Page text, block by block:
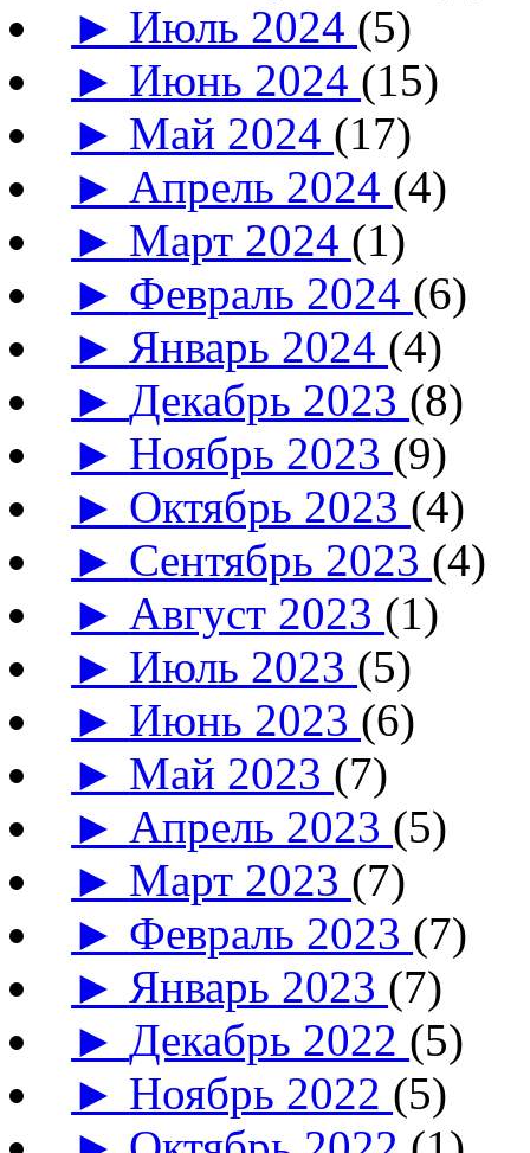
► Июль 2024 (5)
► Июнь 2024 (15)
► Май 2024 (17)
► Апрель 2024 (4)
► Март 2024 (1)
► Февраль 2024 (6)
► Январь 2024 (4)
►Декабрь 2023 (8)
► Ноябрь 2023 (9)
► Октябрь 2023 (4)
► Сентябрь 2023 (4)
► Август 2023 (1)
► Июль 2023 (5)
► Июнь 2023 (6)
► Май 2023 (7)
► Апрель 2023 (5)
► Март 2023 (7)
► Февраль 2023 (7)
► Январь 2023 (7)
►Декабрь 2022 (5)
► Ноябрь 2022 (5)